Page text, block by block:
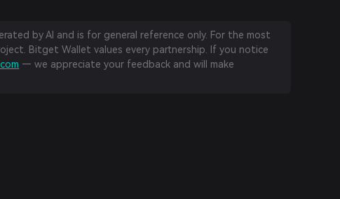
by AI and is for general reference only. For the most
Bitget Wallet values every partnership. If you notice
— we appreciate your feedback and will make